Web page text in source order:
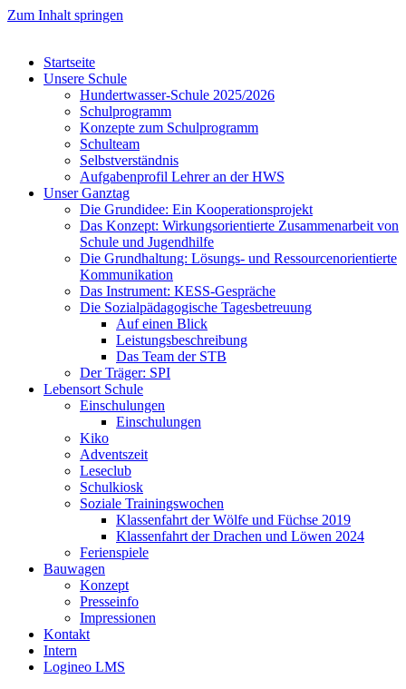
Zum Inhalt springen
Startseite
Unsere Schule
Hundertwasser-Schule 2025/2026
Schulprogramm
Konzepte zum Schulprogramm
Schulteam
Selbst­ver­ständ­nis
Aufgabenprofil Lehrer an der HWS
Unser Ganztag
Die Grundidee: Ein Kooperationsprojekt
Das Konzept: Wirkungsorientierte Zusammenarbeit von
Schule und Jugendhilfe
Die Grundhaltung: Lösungs- und Ressourcenorientierte
Kommunikation
Das Instrument: KESS-Gespräche
Die Sozialpädagogische Tagesbetreuung
Auf einen Blick
Leistungsbeschreibung
Das Team der STB
Der Träger: SPI
Lebensort Schule
Einschulungen
Einschulungen
Kiko
Adventszeit
Leseclub
Schulkiosk
Soziale Trainingswochen
Klassenfahrt der Wölfe und Füchse 2019
Klassenfahrt der Drachen und Löwen 2024
Ferienspiele
Bauwagen
Konzept
Presseinfo
Impressionen
Kontakt
Intern
Logineo LMS